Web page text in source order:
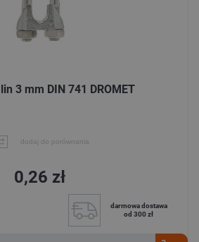
3 mm DIN 741 DROMET
dodaj do porównania
0,26 zł
darmowa dostawa
od 300 zł